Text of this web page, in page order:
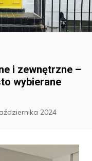
i zewnętrzne –
wybierane
2024